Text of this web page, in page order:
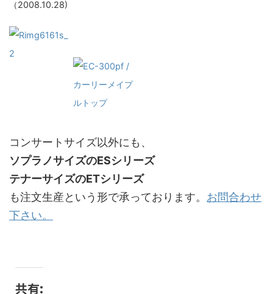
（2008.10.28)
コンサートサイズ以外にも、
ソプラノサイズのESシリーズ
テナーサイズのETシリーズ
も注文生産という形で承っております。 お問合わせ
下さい。
共有: